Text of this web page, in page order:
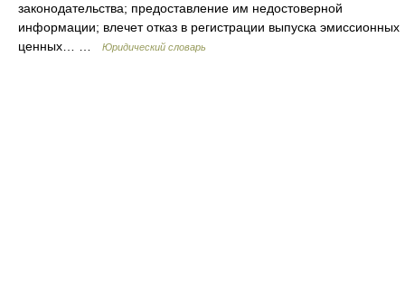
законодательства; предоставление им недостоверной
информации; влечет отказ в регистрации выпуска эмиссионных
ценных… …
Юридический словарь